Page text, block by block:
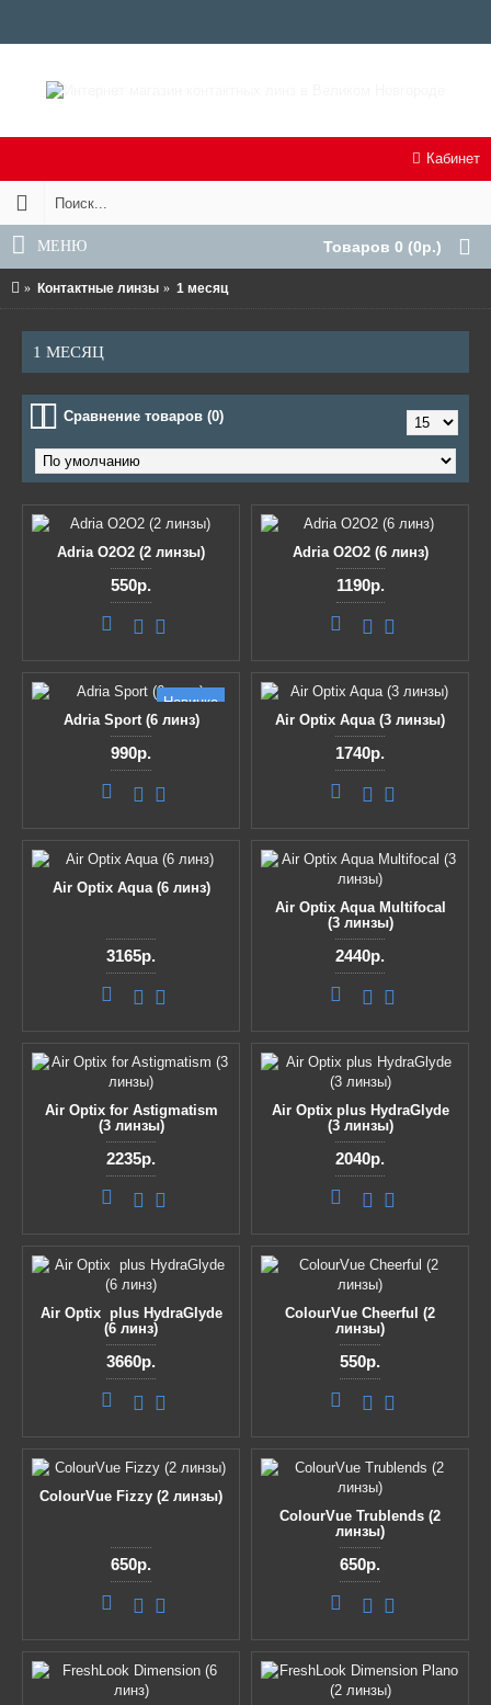
Товаров 0 (0р.)
Кабинет
МЕНЮ
Контактные линзы 1 месяц
1 МЕСЯЦ
Сравнение товаров (0)
Adria O2O2 (2 линзы)
550р.
Adria O2O2 (6 линз)
1190р.
Новинка
Adria Sport (6 линз)
990р.
Air Optix Aqua (3 линзы)
1740р.
Air Optix Aqua (6 линз)
3165р.
Air Optix Aqua Multifocal
(3 линзы)
2440р.
Air Optix for Astigmatism
(3 линзы)
2235р.
Air Optix plus HydraGlyde
(3 линзы)
2040р.
Air Optix plus HydraGlyde
(6 линз)
3660р.
ColourVue Cheerful (2
линзы)
550р.
ColourVue Fizzy (2 линзы)
650р.
ColourVue Trublends (2
линзы)
650р.